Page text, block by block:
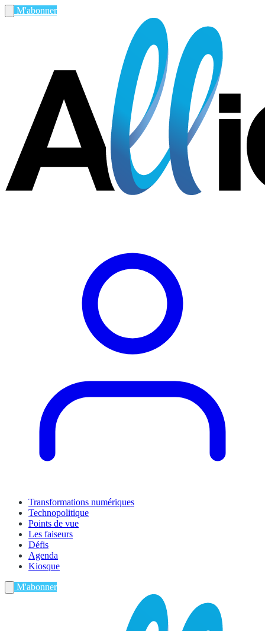
M'abonner
Transformations numériques
Technopolitique
Points de vue
Les faiseurs
Défis
Agenda
Kiosque
M'abonner